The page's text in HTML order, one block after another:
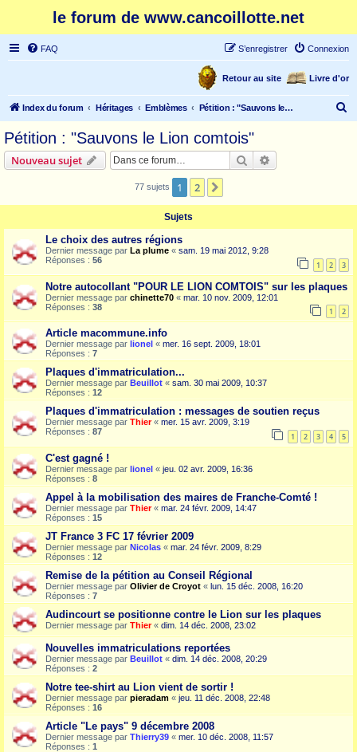
le forum de www.cancoillotte.net
FAQ Connexion
S’enregistrer
Livre d'or
Retour au site
Index du forum Héritages Emblèmes Pétition : "Sauvons le Lion comtois"
e
r
Pétition : "Sauvons le Lion comtois"
Nouveau sujet Rechercher
77 sujets 1 2
Sujets
Le choix des autres régions
Dernier message par La plume « sam. 19 mai 2012, 9:28
Réponses : 56 1 2 3
Notre autocollant "POUR LE LION COMTOIS" sur les plaques
Dernier message par chinette70 « mar. 10 nov. 2009, 12:01
Réponses : 38 1 2
Article macommune.info
Dernier message par lionel « mer. 16 sept. 2009, 18:01
Réponses : 7
Plaques d'immatriculation...
Dernier message par Beuillot « sam. 30 mai 2009, 10:37
Réponses : 12
Plaques d'immatriculation : messages de soutien reçus
Dernier message par Thier« mer. 15 avr. 2009, 3:19
Réponses : 87 1 2 3 4 5
C'est gagné !
Dernier message par lionel « jeu. 02 avr. 2009, 16:36
Réponses : 8
Appel à la mobilisation des maires de Franche-Comté !
Dernier message par Thier« mar. 24 févr. 2009, 14:47
Réponses : 15
JT France 3 FC 17 février 2009
Dernier message par Nicolas « mar. 24 févr. 2009, 8:29
Réponses : 12
Remise de la pétition au Conseil Régional
Dernier message par Olivier de Croyot « lun. 15 déc. 2008, 16:20
Réponses : 7
Audincourt se positionne contre le Lion sur les plaques
Dernier message par Thier« dim. 14 déc. 2008, 23:02
Nouvelles immatriculations reportées
Dernier message par Beuillot « dim. 14 déc. 2008, 20:29
Réponses : 2
Notre tee-shirt au Lion vient de sortir !
Dernier message par pieradam « jeu. 11 déc. 2008, 22:48
Réponses : 16
Article "Le pays" 9 décembre 2008
Dernier message par Thierry39 « mer. 10 déc. 2008, 11:57
Réponses : 1